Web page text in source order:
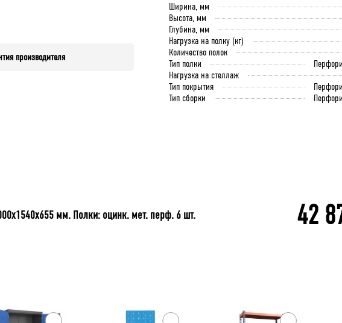
производителя
Ширина, мм
Высота, мм
Глубина, мм
Нагрузка на полку (кг)
Количество полок
Тип полки
Нагрузка на стеллаж
Тип покрытия
Тип сборки
мм. Полки: оцинк. мет. перф. 6 шт. 42